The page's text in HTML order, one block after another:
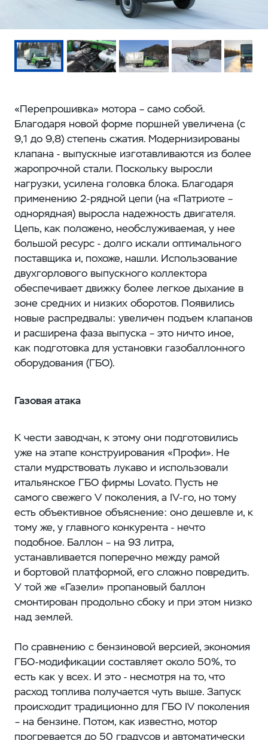
«Перепрошивка» мотора – само собой.
Благодаря новой форме поршней увеличена (с
9,1 до 9,8) степень сжатия. Модернизированы
клапана - выпускные изготавливаются из более
жаропрочной стали. Поскольку выросли
нагрузки, усилена головка блока. Благодаря
применению 2-рядной цепи (на «Патриоте –
однорядная) выросла надежность двигателя.
Цепь, как положено, необслуживаемая, у нее
большой ресурс - долго искали оптимального
поставщика и, похоже, нашли. Использование
двухгорлового выпускного коллектора
обеспечивает движку более легкое дыхание в
зоне средних и низких оборотов. Появились
новые распредвалы: увеличен подъем клапанов
и расширена фаза выпуска – это ничто иное,
как подготовка для установки газобаллонного
оборудования (ГБО).
Газовая атака
К чести заводчан, к этому они подготовились
уже на этапе конструирования «Профи». Не
стали мудрствовать лукаво и использовали
итальянское ГБО фирмы Lovato. Пусть не
самого свежего V поколения, а IV-го, но тому
есть объективное объяснение: оно дешевле и, к
тому же, у главного конкурента - нечто
подобное. Баллон – на 93 литра,
устанавливается поперечно между рамой
и бортовой платформой, его сложно повредить.
У той же «Газели» пропановый баллон
смонтирован продольно сбоку и при этом низко
над землей.
По сравнению с бензиновой версией, экономия
ГБО-модификации составляет около 50%, то
есть как у всех. И это - несмотря на то, что
расход топлива получается чуть выше. Запуск
происходит традиционно для ГБО IV поколения
– на бензине. Потом, как известно, мотор
прогревается до 50 градусов и автоматически